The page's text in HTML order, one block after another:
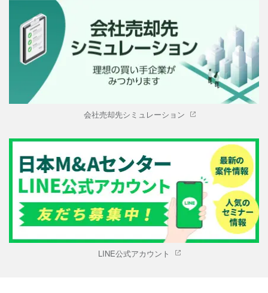
会社売却先シミュレーション
LINE公式アカウント